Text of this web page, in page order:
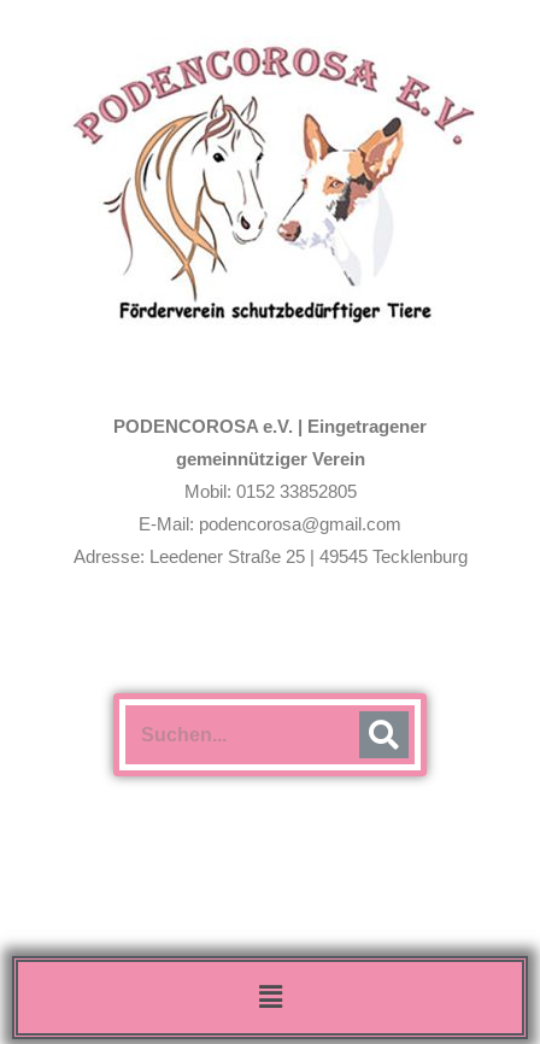
PODENCOROSA e.V. | Eingetragener
gemeinnütziger Verein
Mobil: 0152 33852805
E-Mail: podencorosa@gmail.com
Adresse: Leedener Straße 25 | 49545 Tecklenburg
Menü